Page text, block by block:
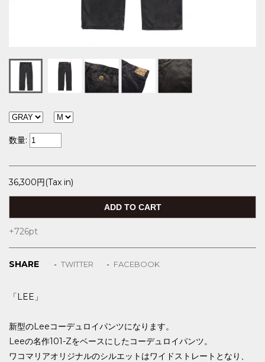
数量:
36,300円(Tax in)
+726pt
SHARE TWITTER FACEBOOK
「LEE」
新型のLeeコーデュロイパンツになります。
Leeの名作101-Zをベースにしたコーデュロイパンツ。
ワコマリアオリジナルのシルエットはワイドストレートとなり、